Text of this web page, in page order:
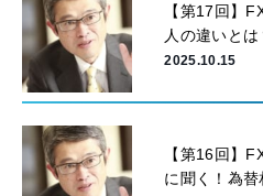
【第17回】
人の違いと
2025.10.15
【第16回】
に聞く！為